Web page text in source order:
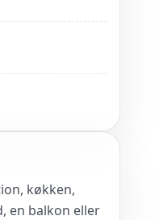
køkken,
en balkon eller